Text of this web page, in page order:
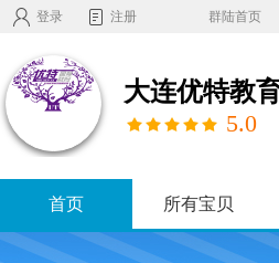
登录 注册 群陆首页
大连优特教
5.0
首页 所有宝贝